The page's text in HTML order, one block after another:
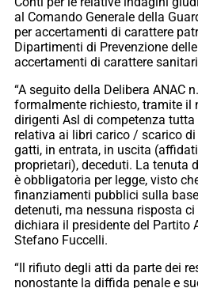
al Comando Generale della
per accertamenti di carattere
Dipartimenti di Prevenzione
accertamenti di carattere
“A seguito della Delibera ANAC
formalmente richiesto, tramite il
dirigenti Asl di competenza
relativa ai libri carico / scarico
gatti, in entrata, in uscita
proprietari), deceduti. La tenuta
è obbligatoria per legge, visto
finanziamenti pubblici sulla
detenuti, ma nessuna risposta ci
dichiara il presidente del Partito
Stefano Fuccelli.
“Il rifiuto degli atti da parte dei
nonostante la diffida penale e